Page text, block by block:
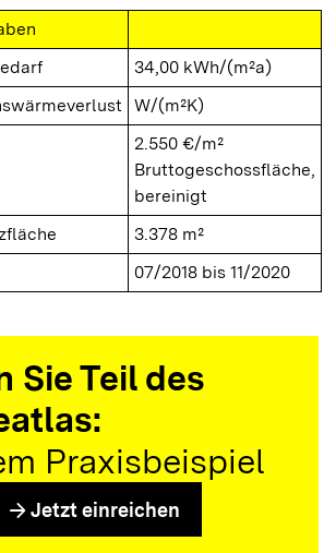
34,00 kWh/(m²a)
W/(m²K)
2.550 €/m²
Bruttogeschossfläche,
bereinigt
3.378 m²
07/2018 bis 11/2020
Sie Teil des
Praxisbeispiel
arrow_forward Jetzt einreichen